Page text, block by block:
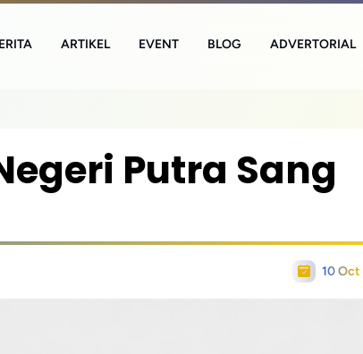
ARTIKEL EVENT BLOG ADVERTORIAL
Putra Sang
10